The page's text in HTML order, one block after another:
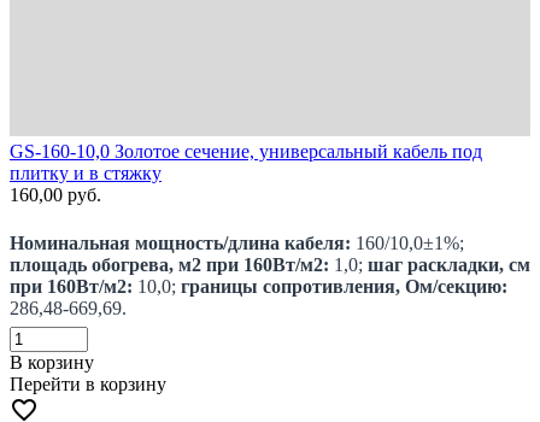
GS-160-10,0 Золотое сечение, универсальный кабель под
плитку и в стяжку
160,00 руб.
Номинальная мощность/длина кабеля: 160/10,0±1%;
площадь обогрева, м2 при 160Вт/м2: 1,0; шаг раскладки, см
при 160Вт/м2: 10,0; границы сопротивления, Ом/секцию:
286,48-669,69.
В корзину
Перейти в корзину
favorite_border